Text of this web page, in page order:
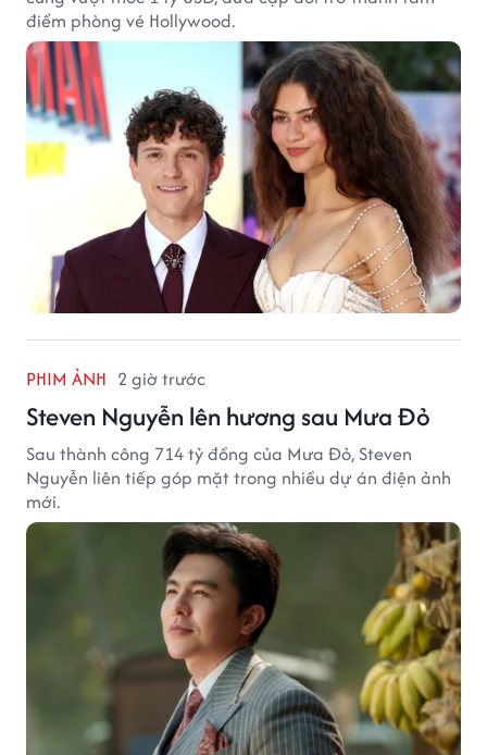
điểm phòng vé Hollywood.
PHIM ẢNH 2 giờ trước
Steven Nguyễn lên hương sau Mưa Đỏ
Sau thành công 714 tỷ đồng của Mưa Đỏ, Steven
Nguyễn liên tiếp góp mặt trong nhiều dự án điện ảnh
mới.